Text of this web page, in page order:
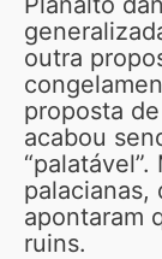
outra
proposta
acabou
palacianas,
apontaram
ruins.